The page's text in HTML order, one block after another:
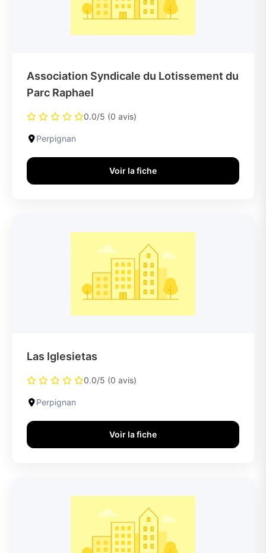
Association Syndicale du Lotissement du
Parc Raphael
0.0/5 (0 avis)
Perpignan
Voir la fiche
Las Iglesietas
0.0/5 (0 avis)
Perpignan
Voir la fiche